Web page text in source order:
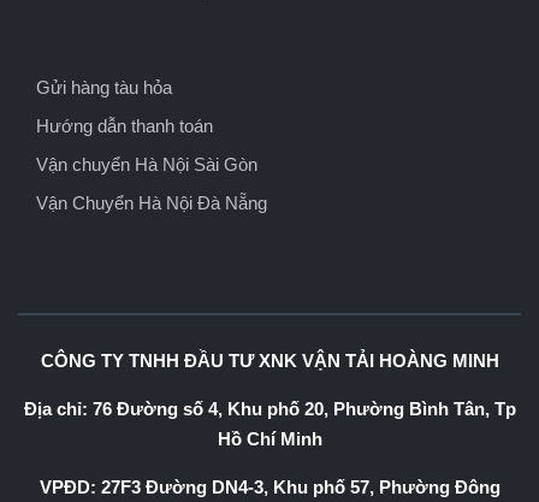
Gửi hàng tàu hỏa
Hướng dẫn thanh toán
Vận chuyển Hà Nội Sài Gòn
Vận Chuyển Hà Nội Đà Nẵng
CÔNG TY TNHH ĐẦU TƯ XNK VẬN TẢI HOÀNG MINH
Địa chỉ: 76 Đường số 4, Khu phố 20, Phường Bình Tân, Tp
Hồ Chí Minh
VPĐD: 27F3 Đường DN4-3, Khu phố 57, Phường Đông